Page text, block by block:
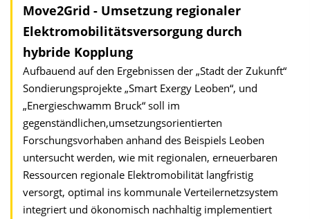
Move2Grid - Umsetzung regionaler
Elektromobilitätsversorgung durch
hybride Kopplung
Aufbauend auf den Ergebnissen der „Stadt der Zukunft“
Sondierungs­projekte „Smart Exergy Leoben“, und
„Energieschwamm Bruck“ soll im
gegenständlichen,umsetzungsorientierten
Forschungsvorhaben anhand des Beispiels Leoben
untersucht werden, wie mit regionalen, erneuerbaren
Ressourcen regionale Elektromobilität langfristig
versorgt, optimal ins kommunale Verteilernetzsystem
integriert und ökonomisch nachhaltig implementiert